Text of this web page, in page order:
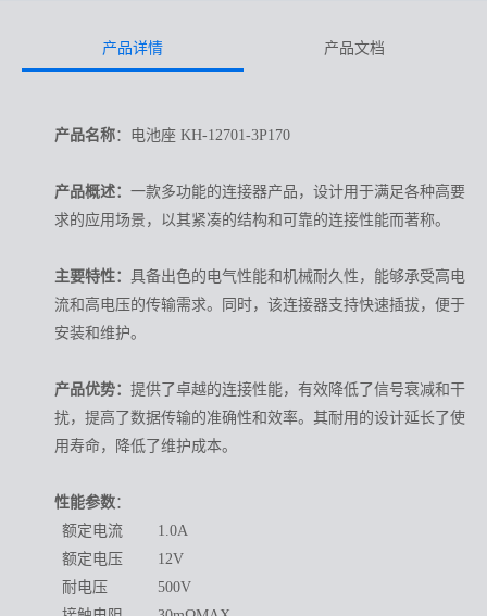
产品详情 产品文档
产品名称：电池座 KH-12701-3P170
产品概述： 一款多功能的连接器产品，设计用于满足各种高要
求的应用场景，以其紧凑的结构和可靠的连接性能而著称。
主要特性： 具备出色的电气性能和机械耐久性，能够承受高电
流和高电压的传输需求。同时，该连接器支持快速插拔，便于
安装和维护。
产品优势： 提供了卓越的连接性能，有效降低了信号衰减和干
扰，提高了数据传输的准确性和效率。其耐用的设计延长了使
用寿命，降低了维护成本。
性能参数：
额定电流
1.0A
额定电压
12V
耐电压
500V